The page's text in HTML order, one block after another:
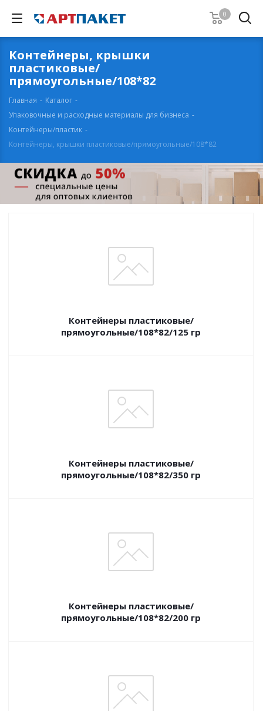
0
Контейнеры, крышки
пластиковые/
прямоугольные/108*82
Главная - Каталог -
Упаковочные и расходные материалы для бизнеса -
Контейнеры/пластик -
Контейнеры, крышки пластиковые/прямоугольные/108*82
Контейнеры пластиковые/
прямоугольные/108*82/125 гр
Контейнеры пластиковые/
прямоугольные/108*82/350 гр
Контейнеры пластиковые/
прямоугольные/108*82/200 гр